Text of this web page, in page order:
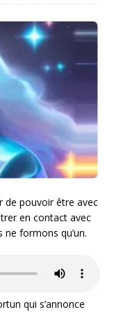
de pouvoir être avec
en contact avec
formons qu’un.
qui s’annonce